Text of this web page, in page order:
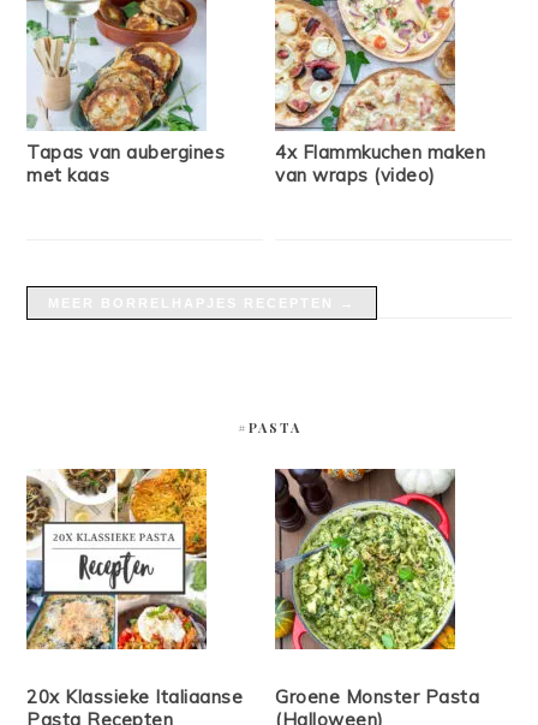
Tapas van aubergines
met kaas
4x Flammkuchen maken
van wraps (video)
#PASTA
20x Klassieke Italiaanse
Pasta Recepten
Groene Monster Pasta
(Halloween)